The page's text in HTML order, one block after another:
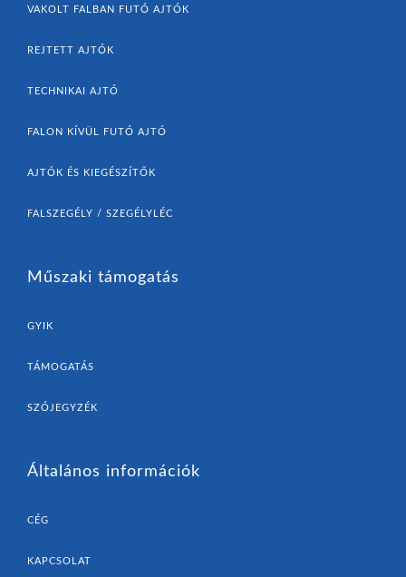
VAKOLT FALBAN FUTÓ AJTÓK
REJTETT AJTÓK
TECHNIKAI AJTÓ
FALON KÍVÜL FUTÓ AJTÓ
AJTÓK ÉS KIEGÉSZÍTŐK
FALSZEGÉLY / SZEGÉLYLÉC
Műszaki támogatás
GYIK
TÁMOGATÁS
SZÓJEGYZÉK
Általános információk
CÉG
KAPCSOLAT